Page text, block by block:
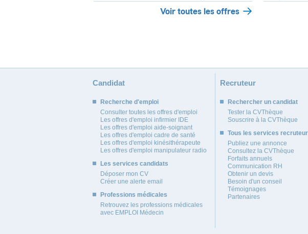
Voir toutes les offres
Candidat
Recherche d'emploi
Consulter toutes les offres d'emploi
Les offres d'emploi infirmier IDE
Les offres d'emploi aide-soignant
Les offres d'emploi cadre de santé
Les offres d'emploi kinésithérapeute
Les offres d'emploi manipulateur radio
Les services candidats
Déposer mon CV
Créer une alerte email
Professions médicales
Retrouvez les professions médicales
avec EMPLOI Médecin
Recruteur
Rechercher un candidat
Tester la CVThèque
Souscrire à la CVThèque
Tous les services recruteur
Publiez une annonce
Consultez la CVThèque
Forfaits annuels
Communication RH
Obtenir un devis
Besoin d'un conseil
Témoignages
Partenaires